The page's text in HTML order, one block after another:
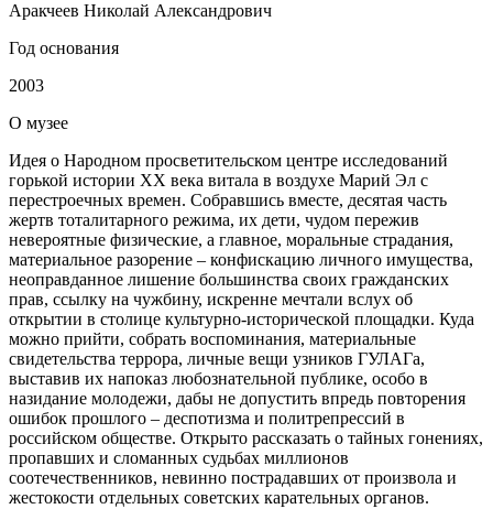
Аракчеев Николай Александрович
Год основания
2003
О музее
Идея о Народном просветительском центре исследований
горькой истории ХХ века витала в воздухе Марий Эл с
перестроечных времен. Собравшись вместе, десятая часть
жертв тоталитарного режима, их дети, чудом пережив
невероятные физические, а главное, моральные страдания,
материальное разорение – конфискацию личного имущества,
неоправданное лишение большинства своих гражданских
прав, ссылку на чужбину, искренне мечтали вслух об
открытии в столице культурно-исторической площадки. Куда
можно прийти, собрать воспоминания, материальные
свидетельства террора, личные вещи узников ГУЛАГа,
выставив их напоказ любознательной публике, особо в
назидание молодежи, дабы не допустить впредь повторения
ошибок прошлого – деспотизма и политрепрессий в
российском обществе. Открыто рассказать о тайных гонениях,
пропавших и сломанных судьбах миллионов
соотечественников, невинно пострадавших от произвола и
жестокости отдельных советских карательных органов.